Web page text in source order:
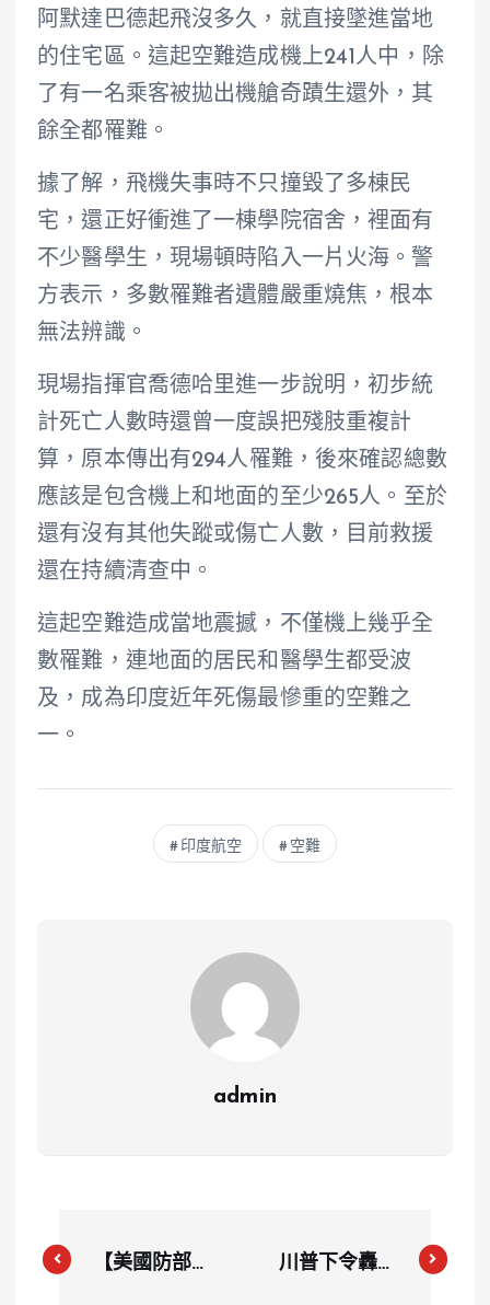
阿默達巴德起飛沒多久，就直接墜進當地
的住宅區。這起空難造成機上241人中，除
了有一名乘客被拋出機艙奇蹟生還外，其
餘全都罹難。
據了解，飛機失事時不只撞毀了多棟民
宅，還正好衝進了一棟學院宿舍，裡面有
不少醫學生，現場頓時陷入一片火海。警
方表示，多數罹難者遺體嚴重燒焦，根本
無法辨識。
現場指揮官喬德哈里進一步說明，初步統
計死亡人數時還曾一度誤把殘肢重複計
算，原本傳出有294人罹難，後來確認總數
應該是包含機上和地面的至少265人。至於
還有沒有其他失蹤或傷亡人數，目前救援
還在持續清查中。
這起空難造成當地震撼，不僅機上幾乎全
數罹難，連地面的居民和醫學生都受波
及，成為印度近年死傷最慘重的空難之
一。
印度航空 空難
admin
【美國防部長
川普下令轟炸